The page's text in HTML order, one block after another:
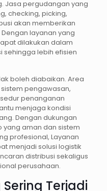
Jasa pergudangan yang
checking, picking,
akan memberikan
layanan yang
dilakukan dalam
sehingga lebih efisien
boleh diabaikan. Area
pengawasan,
penanganan
menjaga kondisi
Dengan dukungan
aman dan sistem
profesional, Layanan
menjadi solusi logistik
distribusi sekaligus
perusahaan.
Terjadi